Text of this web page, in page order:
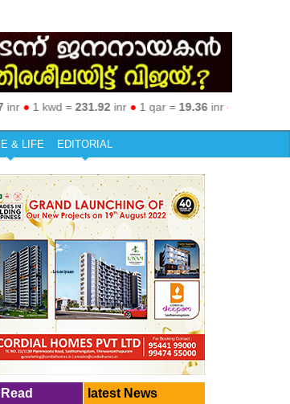
1 kwd =231.92inr●1 qar =19.36 inr●1 sar =
& LIFE EDITORIAL
latest News